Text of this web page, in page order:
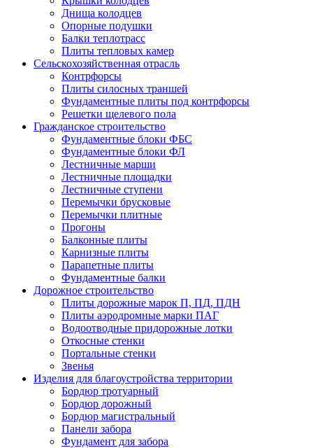
Днища колодцев
Опорные подушки
Балки теплотрасс
Плиты тепловых камер
Сельскохозяйственная отрасль
Контрфорсы
Плиты силосных траншей
Фундаментные плиты под контрфорсы
Решетки щелевого пола
Гражданское строительство
Фундаментные блоки ФБС
Фундаментные блоки ФЛ
Лестничные марши
Лестничные площадки
Лестничные ступени
Перемычки брусковые
Перемычки плитные
Прогоны
Балконные плиты
Карнизные плиты
Парапетные плиты
Фундаментные балки
Дорожное строительство
Плиты дорожные марок П, ПД, ПДН
Плиты аэродромные марки ПАГ
Водоотводные придорожные лотки
Откосные стенки
Портальные стенки
Звенья
Изделия для благоустройства территории
Бордюр тротуарный
Бордюр дорожный
Бордюр магистральный
Панели забора
Фундамент для забора